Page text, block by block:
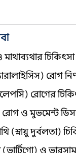
মাথাব্যথার চিকিৎসা
রোগ
রোগের
রোগ ও মুভমেন্ট
(স্নায়ু দুর্বলতা)
(ভার্টিগো) ও